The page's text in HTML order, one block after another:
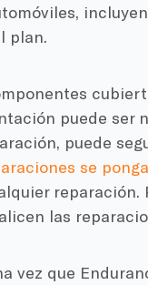
plan.
puede ser
puede
se
reparación.
las
vez que